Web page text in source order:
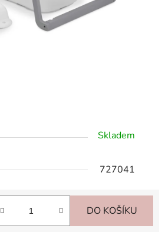
Skladem
727041
DO KOŠÍKU